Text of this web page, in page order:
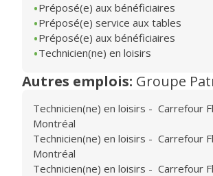
Préposé(e) aux bénéficiaires
Préposé(e) service aux tables
Préposé(e) aux bénéficiaires
Technicien(ne) en loisirs
Autres emplois: Groupe
Technicien(ne) en loisirs - Carrefour
Montréal
Technicien(ne) en loisirs - Carrefour
Montréal
Technicien(ne) en loisirs - Carrefour